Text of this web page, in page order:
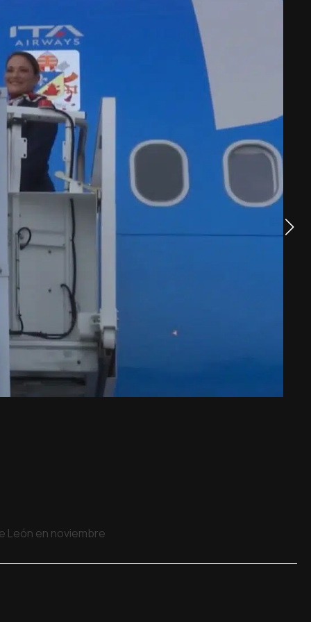
León en noviembre